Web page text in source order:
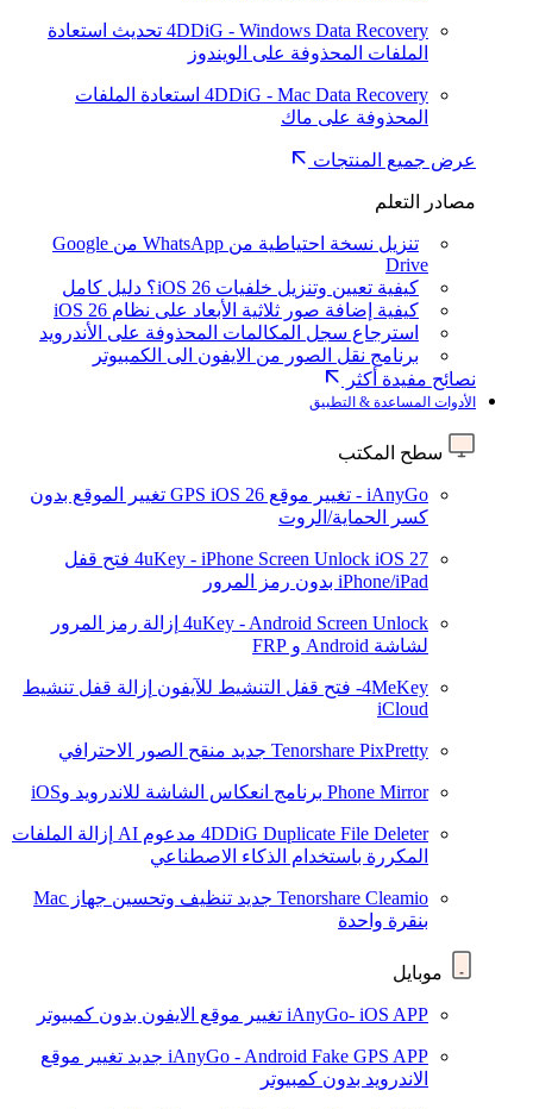
4DDiG - Windows Data Recovery تحديث استعادة
الملفات المحذوفة على الويندوز
4DDiG - Mac Data Recovery استعادة الملفات
المحذوفة على ماك
عرض جميع المنتجات
مصادر التعلم
تنزيل نسخة احتياطية من WhatsApp من Google
Drive
كيفية تعيين وتنزيل خلفيات iOS 26؟ دليل كامل
كيفية إضافة صور ثلاثية الأبعاد على نظام iOS 26
استرجاع سجل المكالمات المحذوفة على الأندرويد
برنامج نقل الصور من الايفون الى الكمبيوتر
نصائح مفيدة أكثر
الأدوات المساعدة & التطبيق
سطح المكتب
iAnyGo - تغيير موقع GPS iOS 26
تغيير الموقع بدون
كسر الحماية/الروت
4uKey - iPhone Screen Unlock iOS 27
فتح قفل
iPhone/iPad بدون رمز المرور
4uKey - Android Screen Unlock إزالة رمز المرور
لشاشة Android و FRP
4MeKey- فتح قفل التنشيط للآيفون
إزالة قفل تنشيط
iCloud
Tenorshare PixPretty جديد منقح الصور الاحترافي
Phone Mirror برنامج انعكاس الشاشة للاندرويد وiOS
4DDiG Duplicate File Deleter مدعوم AI
إزالة الملفات
المكررة باستخدام الذكاء الاصطناعي
Tenorshare Cleamio جديد
تنظيف وتحسين جهاز Mac
بنقرة واحدة
موبايل
iAnyGo- iOS APP تغيير موقع الايفون بدون كمبيوتر
iAnyGo - Android Fake GPS APP جديد تغيير موقع
الاندرويد بدون كمبيوتر